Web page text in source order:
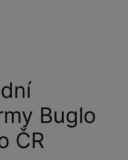
Buglo
ČR